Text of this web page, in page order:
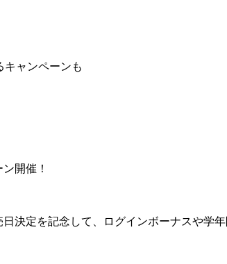
キャンペーンも
開催！
決定を記念して、ログインボーナスや学